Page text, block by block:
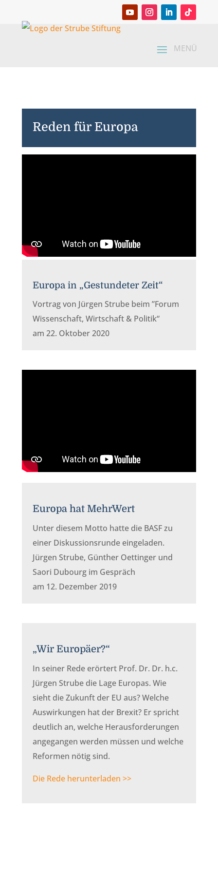
Reden für Europa
Europa in „Gestundeter Zeit“
Vortrag von Jürgen Strube beim ”Forum
Wissenschaft, Wirtschaft & Politik“
am 22. Oktober 2020
Europa hat MehrWert
Unter diesem Motto hatte die BASF zu
einer Diskussionsrunde eingeladen.
Jürgen Strube, Günther Oettinger und
Saori Dubourg im Gespräch
am 12. Dezember 2019
„Wir Europäer?“
In seiner Rede erörtert Prof. Dr. Dr. h.c.
Jürgen Strube die Lage Europas. Wie
sieht die Zukunft der EU aus? Welche
Auswirkungen hat der Brexit? Er spricht
deutlich an, welche Herausforderungen
angegangen werden müssen und welche
Reformen nötig sind.
Die Rede herunterladen >>